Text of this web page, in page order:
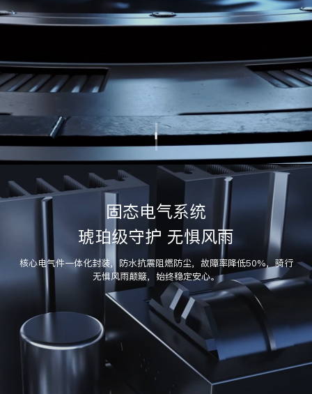
固态电气系统
琥珀级守护 无惧风雨
核心电气件一体化封装，防水抗震阻燃防尘，故障率降低50%，骑行
无惧风雨颠簸，始终稳定安心。